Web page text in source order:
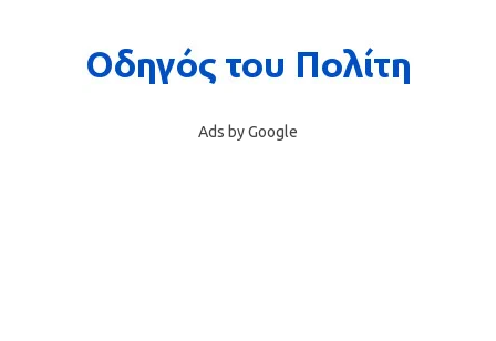
Ads by Google